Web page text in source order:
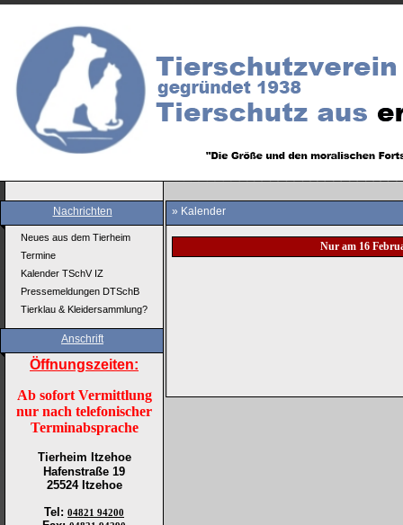
Nachrichten
Neues aus dem Tierheim
Termine
Kalender TSchV IZ
Pressemeldungen DTSchB
Tierklau & Kleidersammlung?
Anschrift
Öffnungszeiten:
Ab sofort Vermittlung
nur nach telefonischer
Terminabsprache
Tierheim Itzehoe
Hafenstraße 19
25524 Itzehoe
Tel : 04821 94200
» Kalender
Nur am 16